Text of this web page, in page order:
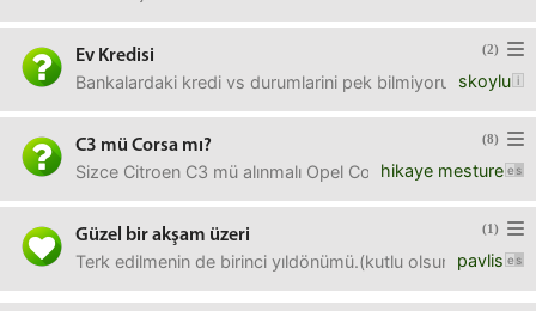
(2)
Ev Kredisi
skoylu
Bankalardaki kredi vs durumlarini pek bilmiyorum nasıl
(8)
C3 mü Corsa mı?
hikaye mesture
Sizce Citroen C3 mü alınmalı Opel Corsa mı?
(1)
Güzel bir akşam üzeri
pavlis
Terk edilmenin de birinci yıldönümü.(kutlu